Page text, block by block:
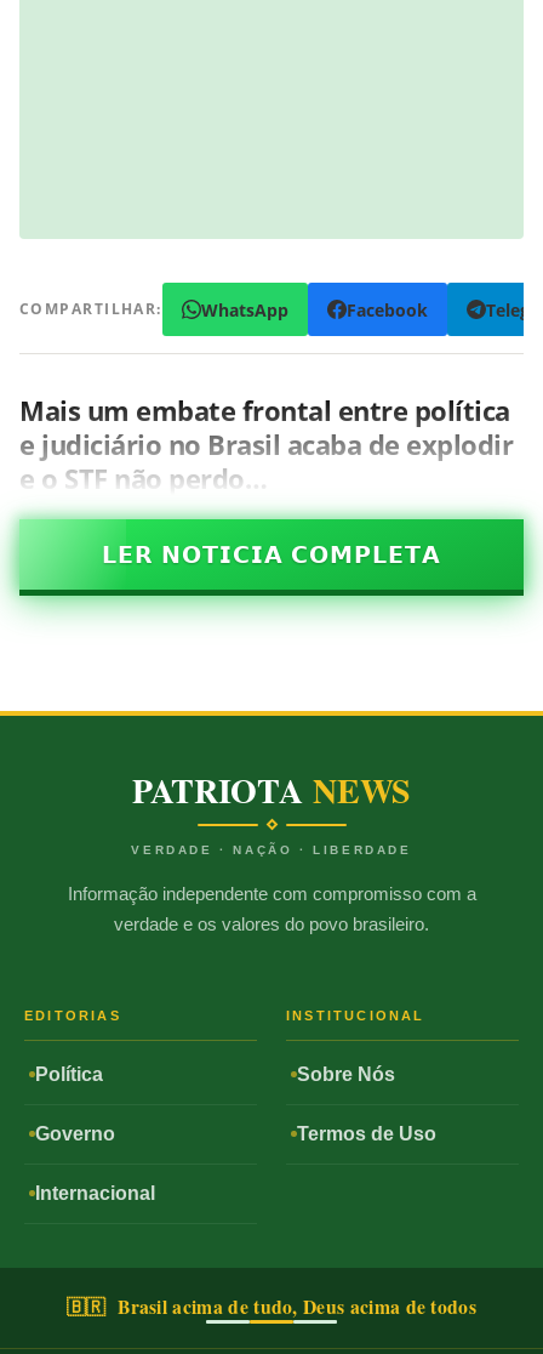
COMPARTILHAR: WhatsApp Facebook
Mais um embate frontal entre política
e judiciário no Brasil acaba de explodir
e o STF não perdo…
𝗟𝗘𝗥 𝗡𝗢𝗧𝗜𝗖𝗜𝗔 𝗖𝗢𝗠𝗣𝗟𝗘𝗧𝗔
PATRIOTANEWS
VERDADE · NAÇÃO · LIBERDADE
Informação independente com compromisso com a
verdade e os valores do povo brasileiro.
EDITORIAS
Política
Governo
Internacional
INSTITUCIONAL
Sobre Nós
Termos de Uso
🇧🇷 Brasil acima de tudo, Deus acima de todos